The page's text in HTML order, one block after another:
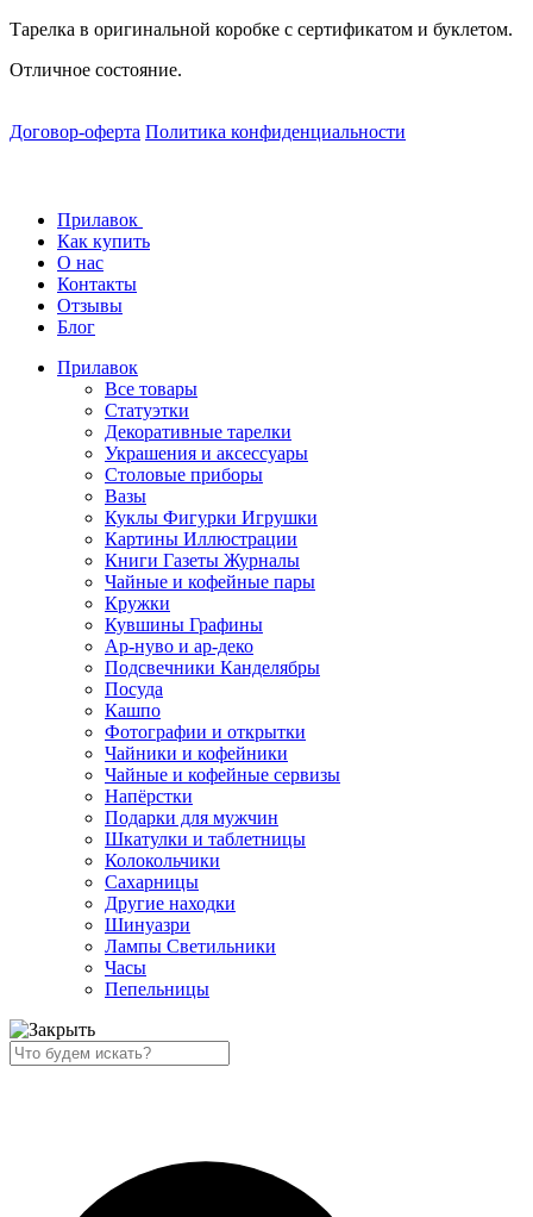
Тарелка в оригинальной коробке с сертификатом и буклетом.
Отличное состояние.
Договор-оферта Политика конфиденциальности
Прилавок
Как купить
О нас
Контакты
Отзывы
Блог
Прилавок
Все товары
Статуэтки
Декоративные тарелки
Украшения и аксессуары
Столовые приборы
Вазы
Куклы Фигурки Игрушки
Картины Иллюстрации
Книги Газеты Журналы
Чайные и кофейные пары
Кружки
Кувшины Графины
Ар-нуво и ар-деко
Подсвечники Канделябры
Посуда
Кашпо
Фотографии и открытки
Чайники и кофейники
Чайные и кофейные сервизы
Напёрстки
Подарки для мужчин
Шкатулки и таблетницы
Колокольчики
Сахарницы
Другие находки
Шинуазри
Лампы Светильники
Часы
Пепельницы